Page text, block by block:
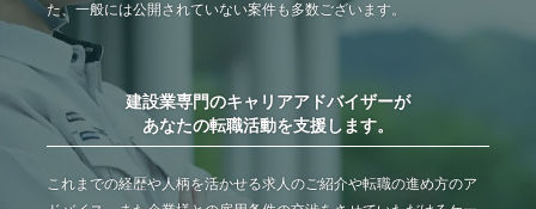
た、一般には公開されていない案件も多数ございます。
建設業専門のキャリアアドバイザーが
あなたの転職活動を支援します。
これまでの経歴や人柄を活かせる求人のご紹介や転職の進め方のア